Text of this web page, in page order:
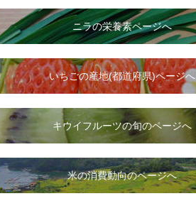
ニラの栄養素ページへ
いちごの産地(都道府県)ページへ
キウイフルーツの旬のページへ
米の消費動向のページへ